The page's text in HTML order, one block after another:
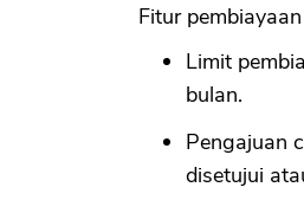
Fitur
Limit
bulan.
Pengajuan
disetujui